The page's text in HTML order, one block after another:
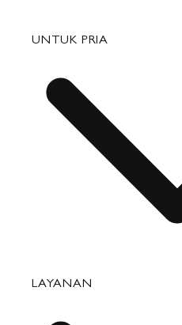
Perjalanan
Aksesori
UNTUK PRIA
LAYANAN